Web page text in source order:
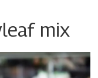
mix